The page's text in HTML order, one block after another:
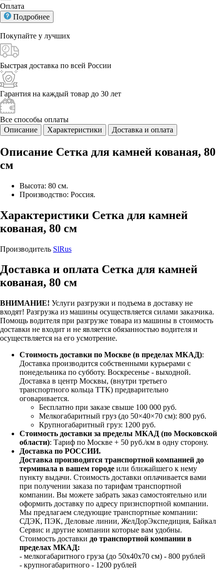
Оплата
Подробнее
Покупайте у лучших
Быстрая доставка по всей России
Гарантия на каждый товар до 30 лет
Все способы оплаты
Описание
Характеристики Доставка и оплата
Описание Сетка для камней кованая, 80
см
Высота: 80 см.
Производство: Россия.
Характеристики Сетка для камней
кованая, 80 см
Производитель SlRus
Доставка и оплата Сетка для камней
кованая, 80 см
ВНИМАНИЕ! Услуги разгрузки и подъема в доставку не
входят! Разгрузка из машины осуществляется силами заказчика.
Помощь водителя при разгрузке товара из машины в стоимость
доставки не входит и не является обязанностью водителя и
осуществляется на его усмотрение.
Стоимость доставки по Москве (в пределах МКАД):
Доставка производится собственными курьерами с
понедельника по субботу. Воскресенье - выходной.
Доставка в центр Москвы, (внутри третьего
транспортного кольца ТТК) предварительно
оговаривается.
Бесплатно при заказе свыше 100 000 руб.
Мелкогабаритный груз (до 50×40×70 см): 800 руб.
Крупногабаритный груз: 1200 руб.
Стоимость доставки за пределы МКАД (по Московской
области): Тариф по Москве + 50 руб./км в одну сторону.
Доставка по РОССИИ.
Доставка производится транспортной компанией до
терминала в вашем городе или ближайшего к нему
пункту выдачи. Стоимость доставки оплачивается вами
при получении заказа по тарифам транспортной
компании. Вы можете забрать заказ самостоятельно или
оформить доставку по адресу признспортной компании.
Мы предлагаем следующие транспортные компании:
СДЭК, ПЭК, Деловые линии, ЖелДорЭкспедиция, Байкал
Сервис и другие компании которые вам удобны.
Стоимость доставки до транспортной компании в
пределах МКАД:
- мелкогабаритного груза (до 50х40х70 см) - 800 рублей
- крупногабаритного - 1200 рублей